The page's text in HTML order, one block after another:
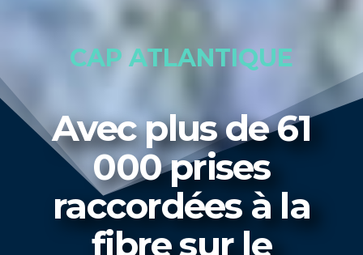
CAP ATLANTIQUE
Avec plus de 61
000 prises
raccordées à la
fibre sur le